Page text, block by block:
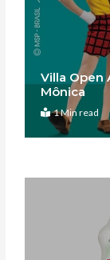
Villa Open
Mônica
1 Min read